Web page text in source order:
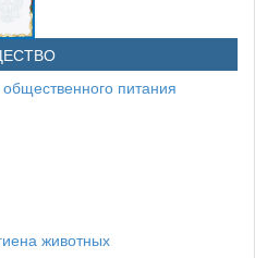
питания
животных